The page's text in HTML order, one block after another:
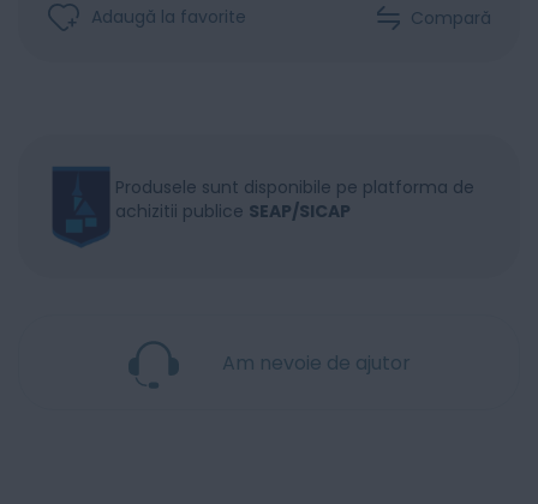
Adaugă la favorite Compară
Produsele sunt disponibile pe platforma de
achizitii publice SEAP/SICAP
Am nevoie de ajutor